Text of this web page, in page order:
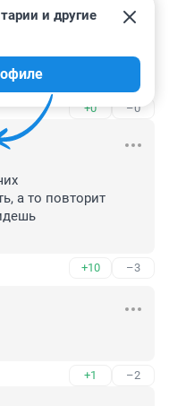
–0
+0 –0
и другие
а то повторит
+10 –3
+1 –2